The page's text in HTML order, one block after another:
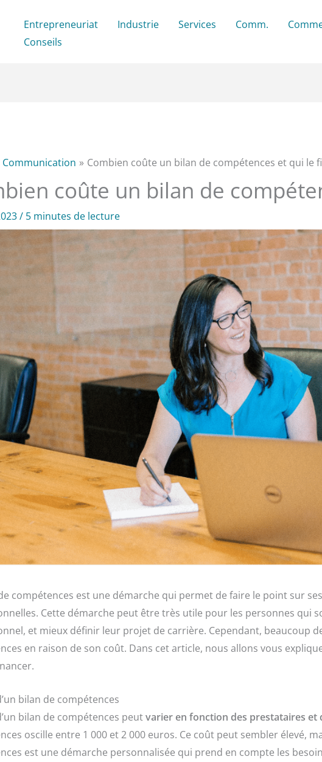
Entrepreneuriat Industrie Services Comm.
Conseils
Communication Combien coûte un bilan de compétences et qui le
coûte un bilan de
/ 5 minutes de lecture
compétences est une démarche qui permet de faire le point sur
Cette démarche peut être très utile pour les personnes qui
et mieux définir leur projet de carrière. Cependant, beaucoup
en raison de son coût. Dans cet article, nous allons vous
bilan de compétences
bilan de compétences peutvarier en fonction des prestataires et
oscille entre 1 000 et 2 000 euros. Ce coût peut sembler élevé,
est une démarche personnalisée qui prend en compte les